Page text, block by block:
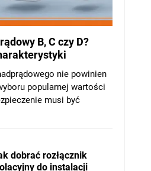
B, C czy D?
nie powinien
popularnej wartości
musi być
dobrać rozłącznik
do instalacji